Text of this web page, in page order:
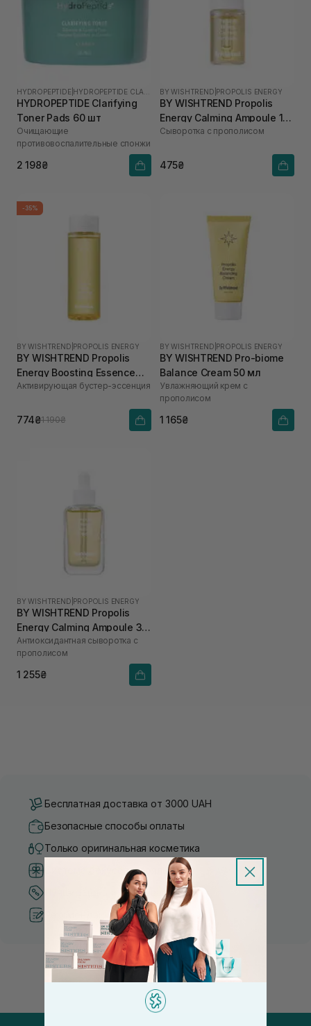
HYDROPEPTIDE
HYDROPEPTIDE Clarifying
Toner Pads 60 шт
Очищающие
противовоспалительные спонжи
2 198₴
BY WISHTREND PROPOLIS ENERGY
BY WISHTREND Propolis
Energy Calming Ampoule 10
мл
Сыворотка с прополисом
475₴
-35%
BY WISHTREND PROPOLIS ENERGY
BY WISHTREND Propolis
Energy Boosting Essence
100 мл
Активирующая бустер-эссенция
774₴1 190₴
BY WISHTREND PROPOLIS ENERGY
BY WISHTREND Pro-biome
Balance Cream 50 мл
Увлажняющий крем с
прополисом
1 165₴
BY WISHTREND PROPOLIS ENERGY
BY WISHTREND Propolis
Energy Calming Ampoule 30
мл
Антиоксидантная сыворотка с
прополисом
1 255₴
Бесплатная доставка от 3000 UAH
Безопасные способы оплаты
Только оригинальная косметика
Система бонусов и лояльности
Лучшие цены и топ товары
Рекомендации от косметологов